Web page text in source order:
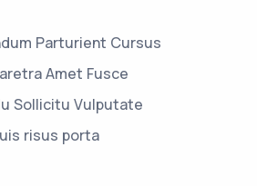
Parturient Cursus
Amet Fusce
Sollicitu Vulputate
risus porta